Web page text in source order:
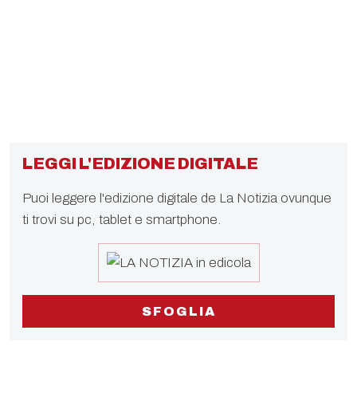
LEGGI L'EDIZIONE DIGITALE
Puoi leggere l'edizione digitale de La Notizia ovunque
ti trovi su pc, tablet e smartphone.
SFOGLIA